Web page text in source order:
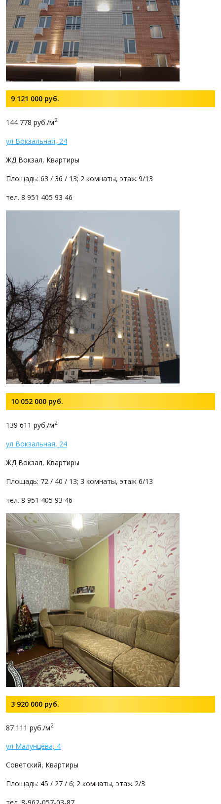
9 121 000 руб.
144 778 руб./м2
ул Вокзальная, 24
ЖД Вокзал, Квартиры
Площадь: 63 / 36 / 13; 2 комнаты, этаж 9/13
тел. 8 951 405 93 46
10 052 000 руб.
139 611 руб./м2
ул Вокзальная, 24
ЖД Вокзал, Квартиры
Площадь: 72 / 40 / 13; 3 комнаты, этаж 6/13
тел. 8 951 405 93 46
3 920 000 руб.
87 111 руб./м2
ул Малунцева, 4
Советский, Квартиры
Площадь: 45 / 27 / 6; 2 комнаты, этаж 2/3